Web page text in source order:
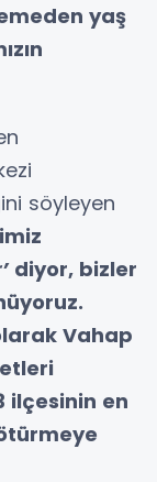
yaş
söyleyen
diyor, bizler
Vahap
ilçesinin en